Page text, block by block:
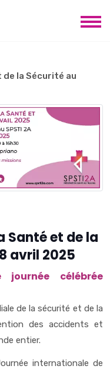
de la Sécurité au
Santé et de la
avril 2025
célébrée
de la sécurité et de la
des accidents et
entier.
internationale de